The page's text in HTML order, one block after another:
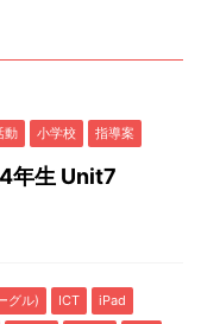
動 小学校 指導案
年生 Unit7
グル) ICT
iPad